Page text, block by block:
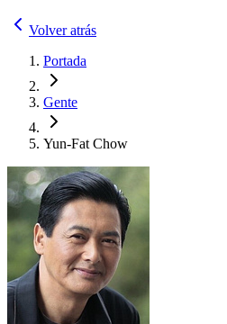
Volver atrás
Portada
Gente
Yun-Fat Chow